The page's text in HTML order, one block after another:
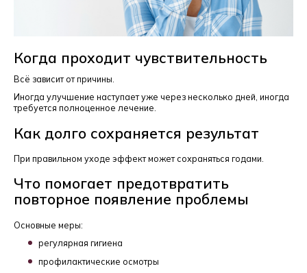
Когда проходит чувствительность
Всё зависит от причины.
Иногда улучшение наступает уже через несколько дней, иногда
требуется полноценное лечение.
Как долго сохраняется результат
При правильном уходе эффект может сохраняться годами.
Что помогает предотвратить
повторное появление проблемы
Основные меры:
регулярная гигиена
профилактические осмотры